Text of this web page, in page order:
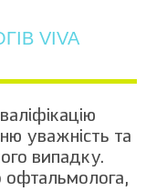
VIVA
уважність та
випадку.
офтальмолога,